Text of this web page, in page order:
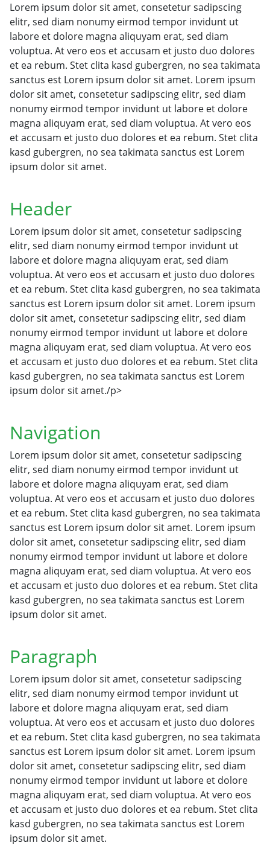
Lorem ipsum dolor sit amet, consetetur sadipscing
elitr, sed diam nonumy eirmod tempor invidunt ut
labore et dolore magna aliquyam erat, sed diam
voluptua. At vero eos et accusam et justo duo dolores
et ea rebum. Stet clita kasd gubergren, no sea takimata
sanctus est Lorem ipsum dolor sit amet. Lorem ipsum
dolor sit amet, consetetur sadipscing elitr, sed diam
nonumy eirmod tempor invidunt ut labore et dolore
magna aliquyam erat, sed diam voluptua. At vero eos
et accusam et justo duo dolores et ea rebum. Stet clita
kasd gubergren, no sea takimata sanctus est Lorem
ipsum dolor sit amet.
Header
Lorem ipsum dolor sit amet, consetetur sadipscing
elitr, sed diam nonumy eirmod tempor invidunt ut
labore et dolore magna aliquyam erat, sed diam
voluptua. At vero eos et accusam et justo duo dolores
et ea rebum. Stet clita kasd gubergren, no sea takimata
sanctus est Lorem ipsum dolor sit amet. Lorem ipsum
dolor sit amet, consetetur sadipscing elitr, sed diam
nonumy eirmod tempor invidunt ut labore et dolore
magna aliquyam erat, sed diam voluptua. At vero eos
et accusam et justo duo dolores et ea rebum. Stet clita
kasd gubergren, no sea takimata sanctus est Lorem
ipsum dolor sit amet./p>
Navigation
Lorem ipsum dolor sit amet, consetetur sadipscing
elitr, sed diam nonumy eirmod tempor invidunt ut
labore et dolore magna aliquyam erat, sed diam
voluptua. At vero eos et accusam et justo duo dolores
et ea rebum. Stet clita kasd gubergren, no sea takimata
sanctus est Lorem ipsum dolor sit amet. Lorem ipsum
dolor sit amet, consetetur sadipscing elitr, sed diam
nonumy eirmod tempor invidunt ut labore et dolore
magna aliquyam erat, sed diam voluptua. At vero eos
et accusam et justo duo dolores et ea rebum. Stet clita
kasd gubergren, no sea takimata sanctus est Lorem
ipsum dolor sit amet.
Paragraph
Lorem ipsum dolor sit amet, consetetur sadipscing
elitr, sed diam nonumy eirmod tempor invidunt ut
labore et dolore magna aliquyam erat, sed diam
voluptua. At vero eos et accusam et justo duo dolores
et ea rebum. Stet clita kasd gubergren, no sea takimata
sanctus est Lorem ipsum dolor sit amet. Lorem ipsum
dolor sit amet, consetetur sadipscing elitr, sed diam
nonumy eirmod tempor invidunt ut labore et dolore
magna aliquyam erat, sed diam voluptua. At vero eos
et accusam et justo duo dolores et ea rebum. Stet clita
kasd gubergren, no sea takimata sanctus est Lorem
ipsum dolor sit amet.